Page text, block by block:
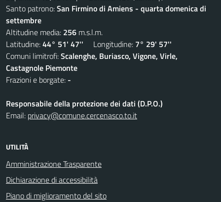
Santo patrono:San Firmino di Amiens - quarta domenica di
settembre
Altitudine media: 256 m.s.l.m.
Latitudine:44° 51' 47'' Longitudine: 7° 29' 57''
Comuni limitrofi:Scalenghe, Buriasco, Vigone, Virle,
Castagnole Piemonte
Frazioni e borgate: -
Responsabile della protezione dei dati (D.P.O.)
Email: privacy@comune.cercenasco.to.it
UTILITÀ
Amministrazione Trasparente
Dichiarazione di accessibilità
Piano di miglioramento del sito